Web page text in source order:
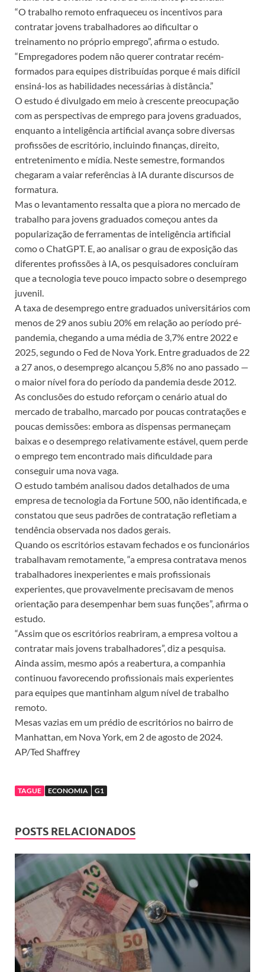
“O trabalho remoto enfraqueceu os incentivos para
contratar jovens trabalhadores ao dificultar o
treinamento no próprio emprego”, afirma o estudo.
“Empregadores podem não querer contratar recém-
formados para equipes distribuídas porque é mais difícil
ensiná-los as habilidades necessárias à distância.”
O estudo é divulgado em meio à crescente preocupação
com as perspectivas de emprego para jovens graduados,
enquanto a inteligência artificial avança sobre diversas
profissões de escritório, incluindo finanças, direito,
entretenimento e mídia. Neste semestre, formandos
chegaram a vaiar referências à IA durante discursos de
formatura.
Mas o levantamento ressalta que a piora no mercado de
trabalho para jovens graduados começou antes da
popularização de ferramentas de inteligência artificial
como o ChatGPT. E, ao analisar o grau de exposição das
diferentes profissões à IA, os pesquisadores concluíram
que a tecnologia teve pouco impacto sobre o desemprego
juvenil.
A taxa de desemprego entre graduados universitários com
menos de 29 anos subiu 20% em relação ao período pré-
pandemia, chegando a uma média de 3,7% entre 2022 e
2025, segundo o Fed de Nova York. Entre graduados de 22
a 27 anos, o desemprego alcançou 5,8% no ano passado —
o maior nível fora do período da pandemia desde 2012.
As conclusões do estudo reforçam o cenário atual do
mercado de trabalho, marcado por poucas contratações e
poucas demissões: embora as dispensas permaneçam
baixas e o desemprego relativamente estável, quem perde
o emprego tem encontrado mais dificuldade para
conseguir uma nova vaga.
O estudo também analisou dados detalhados de uma
empresa de tecnologia da Fortune 500, não identificada, e
constatou que seus padrões de contratação refletiam a
tendência observada nos dados gerais.
Quando os escritórios estavam fechados e os funcionários
trabalhavam remotamente, “a empresa contratava menos
trabalhadores inexperientes e mais profissionais
experientes, que provavelmente precisavam de menos
orientação para desempenhar bem suas funções”, afirma o
estudo.
“Assim que os escritórios reabriram, a empresa voltou a
contratar mais jovens trabalhadores”, diz a pesquisa.
Ainda assim, mesmo após a reabertura, a companhia
continuou favorecendo profissionais mais experientes
para equipes que mantinham algum nível de trabalho
remoto.
Mesas vazias em um prédio de escritórios no bairro de
Manhattan, em Nova York, em 2 de agosto de 2024.
AP/Ted Shaffrey
TAGUE ECONOMIA G1
POSTS RELACIONADOS